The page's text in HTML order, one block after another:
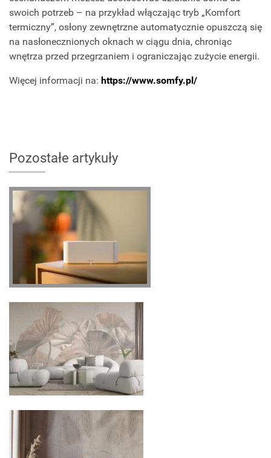
swoich potrzeb – na przykład włączając tryb „Komfort
termiczny”, osłony zewnętrzne automatycznie opuszczą się
na nasłonecznionych oknach w ciągu dnia, chroniąc
wnętrza przed przegrzaniem i ograniczając zużycie energii.
Więcej informacji na: https://www.somfy.pl/
Pozostałe artykuły